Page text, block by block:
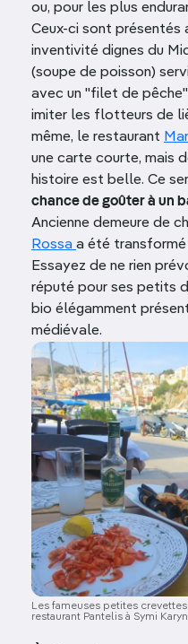
ou, pour les plus
Ceux-ci sont présentés
inventivité dignes du
(soupe de poisson)
avec un "filet de
imiter les flotteurs de
même, le restaurant
une carte courte, mais
histoire est belle. Ce
chance de goûter à un
Ancienne demeure de
Rossa a été transformé
Essayez de ne rien
réputé pour ses petits
bio élégamment
médiévale.
Image
Les fameuses petites
restaurant Pantelis à Symi